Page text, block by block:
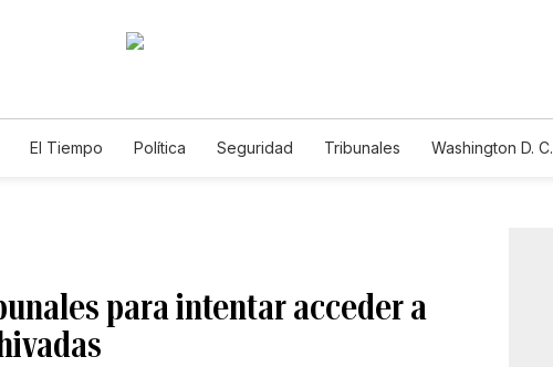
El Tiempo Política Seguridad Tribunales Washington D. C.
para intentar acceder a